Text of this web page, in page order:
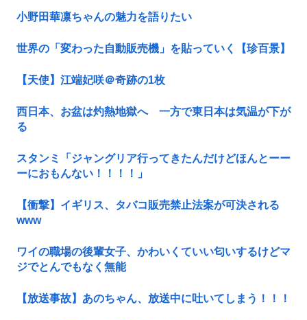
小野田華凛ちゃんの魅力を語りたい
世界の「変わった自動販売機」を貼っていく【珍百景】
【天使】江端妃咲＠奇跡の1枚
西日本、お盆は灼熱地獄へ 一方で東日本は気温が下が
る
スタンミ「ジャングリア行ってきたんだけどほんとーー
ーにおもんない！！！！」
【衝撃】イギリス、タバコ販売禁止法案が可決される
www
ワイの職場の後輩女子、かわいくていい匂いするけどマ
ジでとんでもなく無能
【放送事故】あのちゃん、放送中に吐いてしまう！！！